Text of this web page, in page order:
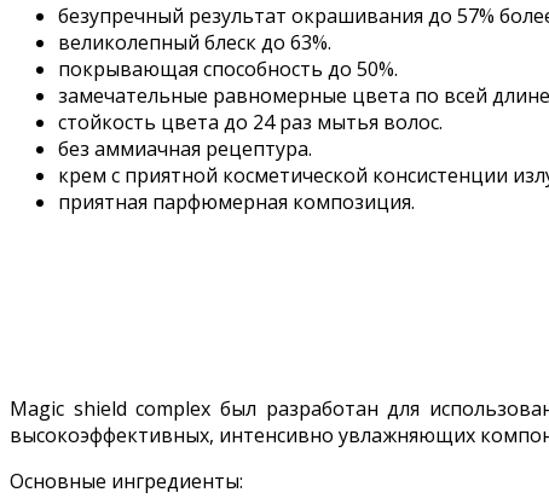
безупречный результат окрашивания до 57%
великолепный блеск до 63%.
покрывающая способность до 50%.
замечательные равномерные цвета по всей
стойкость цвета до 24 раз мытья волос.
без аммиачная рецептура.
крем с приятной косметической консистенции
приятная парфюмерная композиция.
Magic shield complex был разработан для
высокоэффективных, интенсивно увлажняющих
Основные ингредиенты: